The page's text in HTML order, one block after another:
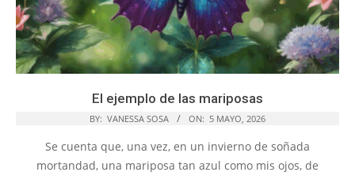
El ejemplo de las mariposas
BY: VANESSA SOSA ON: 5 MAYO, 2026
Se cuenta que, una vez, en un invierno de soñada
mortandad, una mariposa tan azul como mis ojos, de